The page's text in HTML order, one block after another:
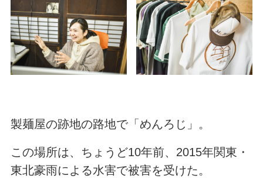
製麺屋の跡地の路地で「めんろじ」。
この場所は、ちょうど10年前、2015年関東・
東北豪雨による水害で被害を受けた。